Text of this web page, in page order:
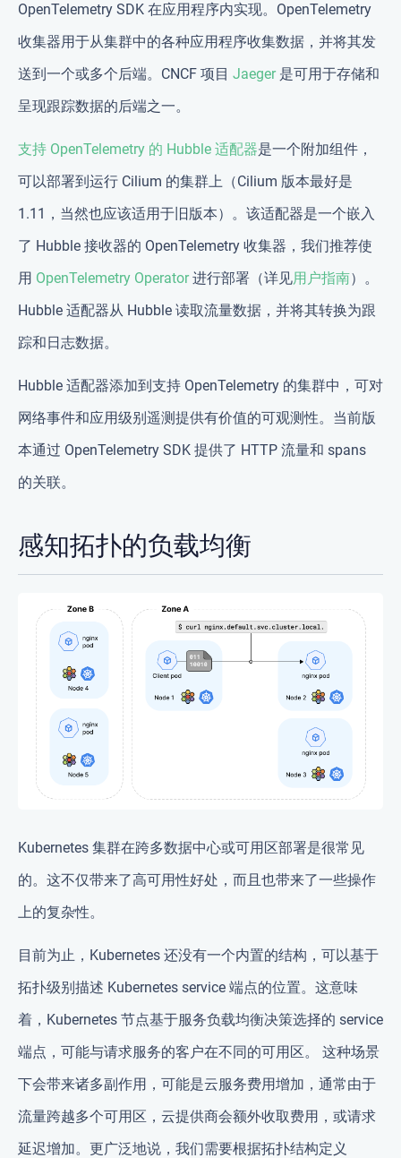
OpenTelemetry SDK 在应用程序内实现。OpenTelemetry
收集器用于从集群中的各种应用程序收集数据，并将其发
送到一个或多个后端。CNCF 项目 Jaeger是可用于存储和
呈现跟踪数据的后端之一。
支持 OpenTelemetry 的 Hubble 适配器是一个附加组件，
可以部署到运行 Cilium 的集群上（Cilium 版本最好是
1.11，当然也应该适用于旧版本）。该适配器是一个嵌入
了 Hubble 接收器的 OpenTelemetry 收集器，我们推荐使
用 OpenTelemetry Operator进行部署（详见用户指南）。
Hubble 适配器从 Hubble 读取流量数据，并将其转换为跟
踪和日志数据。
Hubble 适配器添加到支持 OpenTelemetry 的集群中，可对
网络事件和应用级别遥测提供有价值的可观测性。当前版
本通过 OpenTelemetry SDK 提供了 HTTP 流量和 spans
的关联。
感知拓扑的负载均衡
Kubernetes 集群在跨多数据中心或可用区部署是很常见
的。这不仅带来了高可用性好处，而且也带来了一些操作
上的复杂性。
目前为止，Kubernetes 还没有一个内置的结构，可以基于
拓扑级别描述 Kubernetes service 端点的位置。这意味
着，Kubernetes 节点基于服务负载均衡决策选择的 service
端点，可能与请求服务的客户在不同的可用区。 这种场景
下会带来诸多副作用，可能是云服务费用增加，通常由于
流量跨越多个可用区，云提供商会额外收取费用，或请求
延迟增加。更广泛地说，我们需要根据拓扑结构定义